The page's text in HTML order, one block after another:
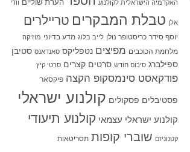
האקדמיה הישראלית לקולנוע הערת שוליים וודי
אלן טבלת המבקרים טריילרים
יוסף סידר כריסטופר נולן לייב בלוג מדע בדיוני מוזיקה
מלחמת הכוכבים מפיצים נטפליקס סאנדאנס סטיבן
ספילברג סיכום חודש סרטים קצרים סרטי קיץ
פודקאסט סינמסקופ הקצה פיקסאר
פסטיבלים פסקולים קולנוע ישראלי
קולנוע ישראלי עצמאי קולנוע תיעודי
קטנוניזם שוברי קופות תסריטאות